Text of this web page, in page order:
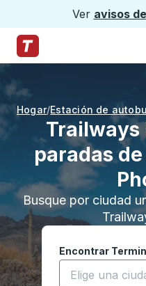
Ver avisos
Página de inicio de
Hogar Estación de
Trailways
paradas
Busque por ciudad
Encontrar
Comience a